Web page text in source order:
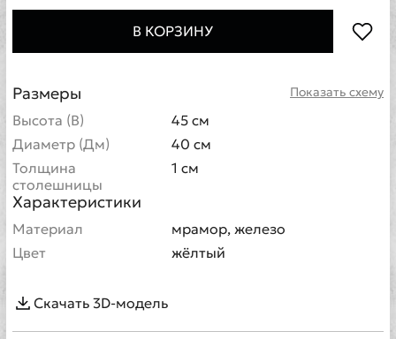
В КОРЗИНУ
Показать схему
Размеры
Высота (В)
45 см
Диаметр (Дм)
40 см
Толщина
столешницы
1 см
Характеристики
Материал
мрамор, железо
Цвет
жёлтый
Скачать 3D-модель